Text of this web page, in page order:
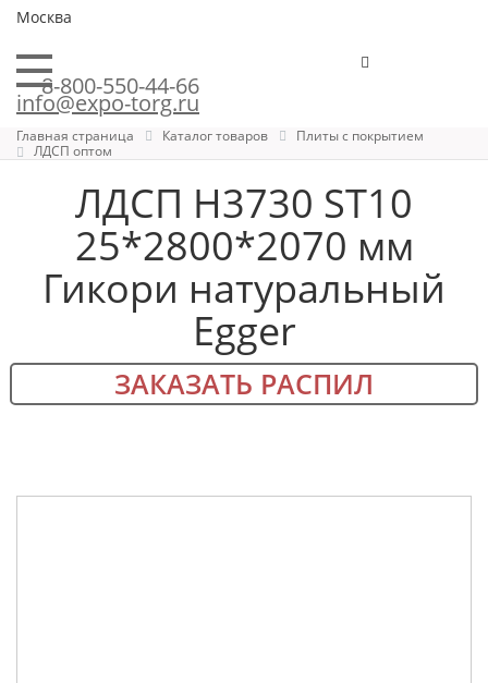
Москва
8-800-550-44-66
info@expo-torg.ru
Главная страница Каталог товаров
Плиты с покрытием
ЛДСП оптом
ЛДСП H3730 ST10
25*2800*2070 мм
Гикори натуральный
Egger
ЗАКАЗАТЬ РАСПИЛ